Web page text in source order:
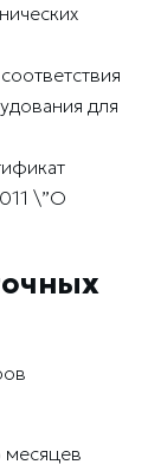
для
\”О
месяцев